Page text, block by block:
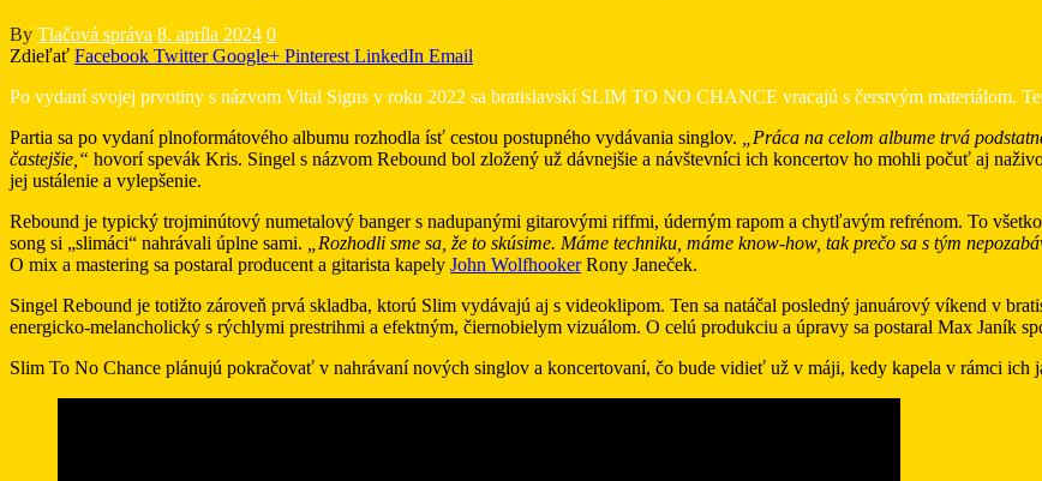
By Tlačová správa 8. apríla 2024 0
Zdieľať Facebook Twitter Google+ Pinterest LinkedIn Email
Po vydaní svojej prvotiny s názvom Vital Signs v roku 2022 sa bratislavskí SLIM TO NO CHANCE vracajú s čerstvým materiálom.
Partia sa po vydaní plnoformátového albumu rozhodla ísť cestou postupného vydávania singlov.
„Práca na celom albume trvá
častejšie,“ hovorí spevák Kris. Singel s názvom Rebound bol zložený už dávnejšie a návštevníci ich koncertov ho mohli počuť aj
jej ustálenie a vylepšenie.
Rebound je typický trojminútový numetalový banger s nadupanými gitarovými riffmi, úderným rapom a chytľavým refrénom. To
song si „slimáci“ nahrávali úplne sami.
„Rozhodli sme sa, že to skúsime. Máme techniku, máme know-how, tak prečo sa s tým
O mix a mastering sa postaral producent a gitarista kapely John WolfhookerRony Janeček.
Singel Rebound je totižto zároveň prvá skladba, ktorú Slim vydávajú aj s videoklipom. Ten sa natáčal posledný januárový víkend v
energicko-melancholický s rýchlymi prestrihmi a efektným, čiernobielym vizuálom. O celú produkciu a úpravy sa postaral Max Janík
Slim To No Chance plánujú pokračovať v nahrávaní nových singlov a koncertovaní, čo bude vidieť už v máji, kedy kapela v rámci ich